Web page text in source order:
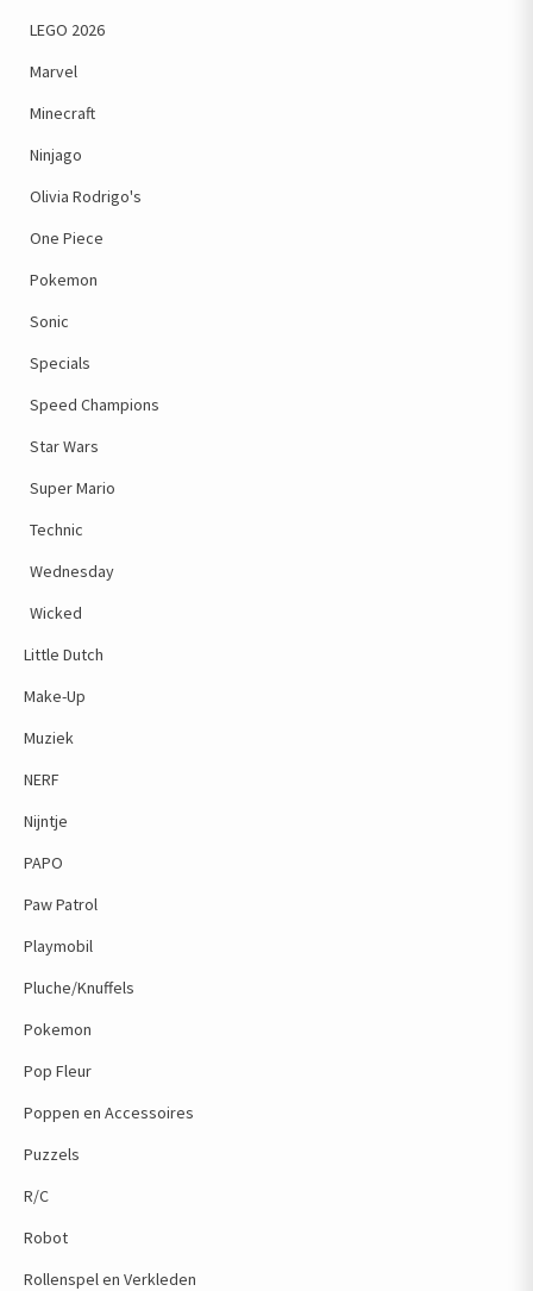
LEGO 2026
Marvel
Minecraft
Ninjago
Olivia Rodrigo's
One Piece
Pokemon
Sonic
Specials
Speed Champions
Star Wars
Super Mario
Technic
Wednesday
Wicked
Little Dutch
Make-Up
Muziek
NERF
Nijntje
PAPO
Paw Patrol
Playmobil
Pluche/Knuffels
Pokemon
Pop Fleur
Poppen en Accessoires
Puzzels
R/C
Robot
Rollenspel en Verkleden